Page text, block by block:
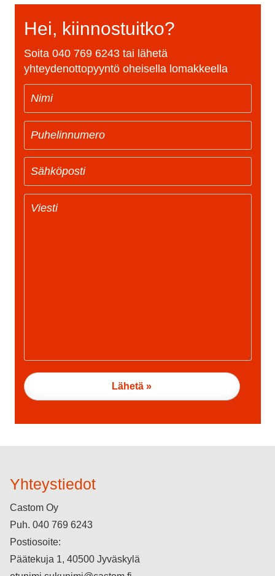
Hei, kiinnostuitko?
Soita 040 769 6243tai lähetä
yhteydenottopyyntö oheisella lomakkeella
Yhteystiedot
Castom Oy
Puh. 040 769 6243
Postiosoite:
Päätekuja 1, 40500 Jyväskylä